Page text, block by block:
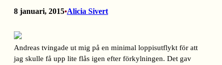
8 januari, 2015•Alicia Sivert
Andreas tvingade ut mig på en minimal loppisutflykt för att
jag skulle få upp lite flås igen efter förkylningen. Det gav